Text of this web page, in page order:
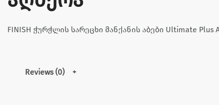
FINISH ჭურჭლის სარეცხი მანქანის აბები Ultimate Plus
Reviews (0)